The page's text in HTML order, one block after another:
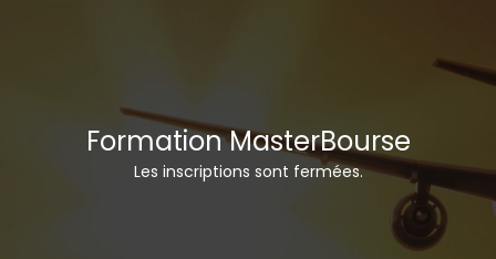
Formation MasterBourse
Les inscriptions sont fermées.